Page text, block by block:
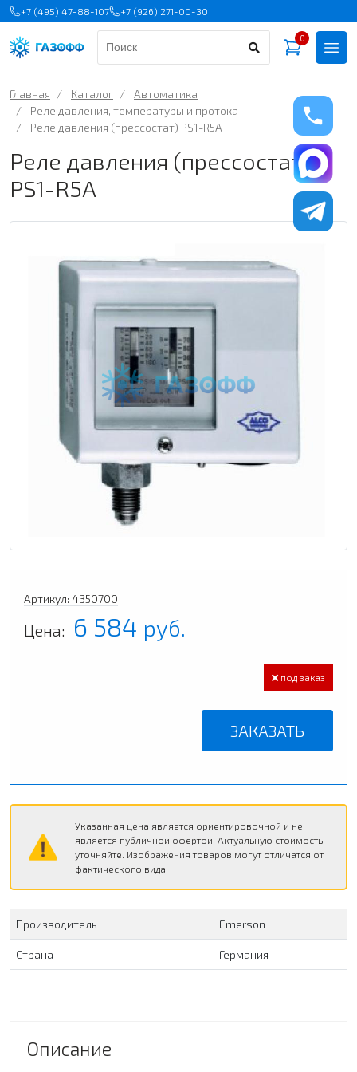
+7 (495) 47-88-107 +7 (926) 271-00-30
0
Главная / Каталог /
Автоматика
/
Реле давления, температуры и протока
/
Реле давления (прессостат) PS1-R5A
Реле давления (прессостат)
PS1-R5A
Артикул: 4350700
Цена: 6 584 руб.
под заказ
ЗАКАЗАТЬ
Указанная цена является ориентировочной и не
является публичной офертой. Актуальную стоимость
уточняйте. Изображения товаров могут отличатся от
фактического вида.
Производитель Emerson
Страна Германия
Описание